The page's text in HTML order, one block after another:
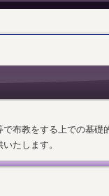
布教をする上での基礎
たします。